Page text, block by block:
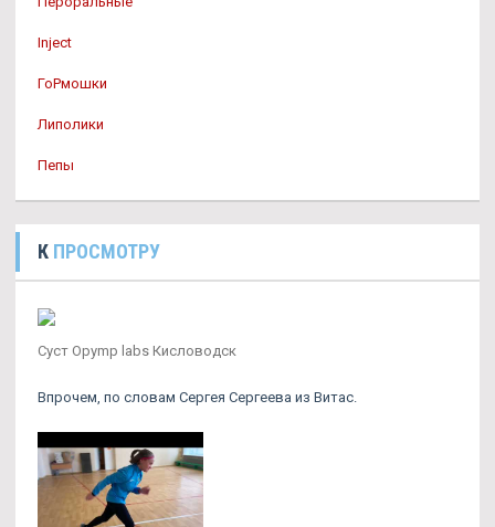
Inject
ГоРмошки
Липолики
Пепы
К ПРОСМОТРУ
Суст Opymp labs Кисловодск
Впрочем, по словам Сергея Сергеева из Витас.